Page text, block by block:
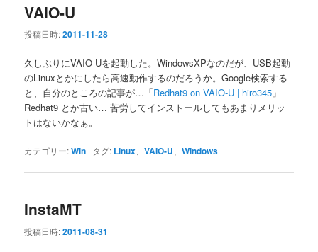
VAIO-U
投稿日時:2011-11-28
久しぶりにVAIO-Uを起動した。WindowsXPなのだが、USB起動
のLinuxとかにしたら高速動作するのだろうか。Google検索する
と、自分のところの記事が…「Redhat9 on VAIO-U | hiro345 」
Redhat9 とか古い… 苦労してインストールしてもあまりメリッ
トはないかなぁ。
カテゴリー:Win | タグ: Linux 、VAIO-U 、Windows
InstaMT
投稿日時:2011-08-31